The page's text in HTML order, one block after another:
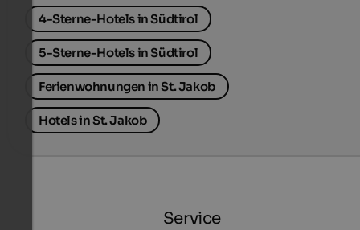
4-Sterne-Hotels in Südtirol
5-Sterne-Hotels in Südtirol
Ferienwohnungen in St. Jakob
Hotels in St. Jakob
Service